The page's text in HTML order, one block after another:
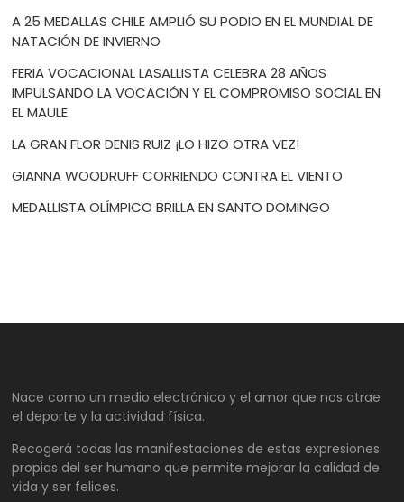
A 25 MEDALLAS CHILE AMPLIÓ SU PODIO EN EL MUNDIAL DE
NATACIÓN DE INVIERNO
FERIA VOCACIONAL LASALLISTA CELEBRA 28 AÑOS
IMPULSANDO LA VOCACIÓN Y EL COMPROMISO SOCIAL EN
EL MAULE
LA GRAN FLOR DENIS RUIZ ¡LO HIZO OTRA VEZ!
GIANNA WOODRUFF CORRIENDO CONTRA EL VIENTO
MEDALLISTA OLÍMPICO BRILLA EN SANTO DOMINGO
Nace como un medio electrónico y el amor que nos atrae
el deporte y la actividad física.
Recogerá todas las manifestaciones de estas expresiones
propias del ser humano que permite mejorar la calidad de
vida y ser felices.